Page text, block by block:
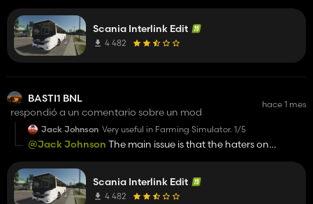
Scania Interlink Edit
4 482
BASTI1 BNL
respondió a un comentario sobre un mod
hace 1 mes
Jack Johnson Very useful in Farming Simulator. 1/5
@Jack Johnson The main issue is that the haters on
even bother to download the mod, are acting rather
childishly considering the time we've invested. I accept
constructive criticism. Enough said! The discussion is closed.
Scania Interlink Edit
4 482